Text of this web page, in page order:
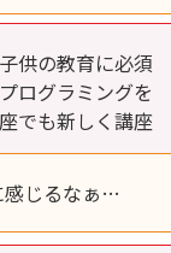
供の教育に必須
ログラミングを
でも新しく講座
感じるなぁ…